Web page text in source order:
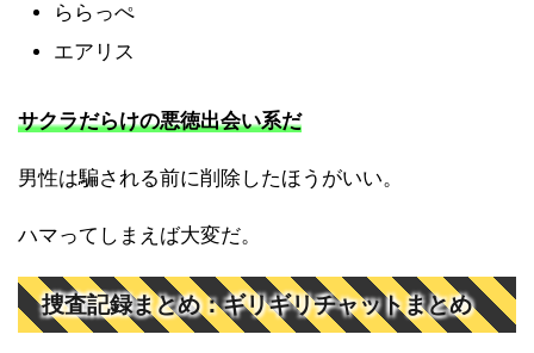
ららっぺ
エアリス
サクラだらけの悪徳出会い系だ
男性は騙される前に削除したほうがいい。
ハマってしまえば大変だ。
捜査記録まとめ：ギリギリチャットまとめ